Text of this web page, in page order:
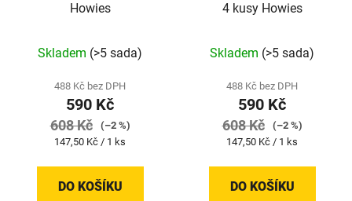
Howies
Skladem (>5 sada)
488 Kč bez DPH
590 Kč
608 Kč
(–2 %)
Měrná
147,50 Kč / 1 ks
DO KOŠÍKU
4 kusy Howies
Skladem (>5 sada)
488 Kč bez DPH
590 Kč
608 Kč
(–2 %)
Měrná
147,50 Kč / 1 ks
DO KOŠÍKU